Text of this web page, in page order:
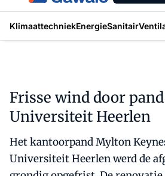
KlimaattechniekEnergieSanitair
Frisse wind door
Universiteit Heerlen
Het kantoorpand Mylton
Universiteit Heerlen werd de